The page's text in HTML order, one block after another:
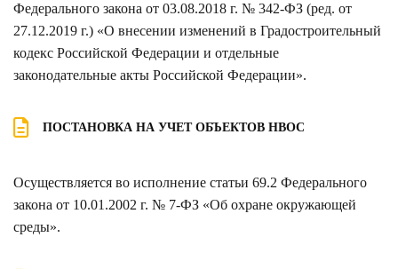
Федерального закона от 03.08.2018 г. № 342-ФЗ (ред. от
27.12.2019 г.) «О внесении изменений в Градостроительный
кодекс Российской Федерации и отдельные
законодательные акты Российской Федерации».
ПОСТАНОВКА НА УЧЕТ ОБЪЕКТОВ НВОС
Осуществляется во исполнение статьи 69.2 Федерального
закона от 10.01.2002 г. № 7-ФЗ «Об охране окружающей
среды».